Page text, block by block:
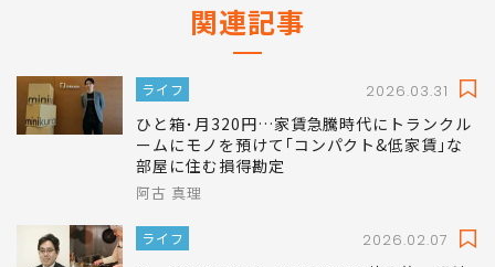
関連記事
ライフ 2026.03.31
ひと箱･月320円…家賃急騰時代にトランクル
ームにモノを預けて｢コンパクト&低家賃｣な
部屋に住む損得勘定
阿古 真理
ライフ 2026.02.07